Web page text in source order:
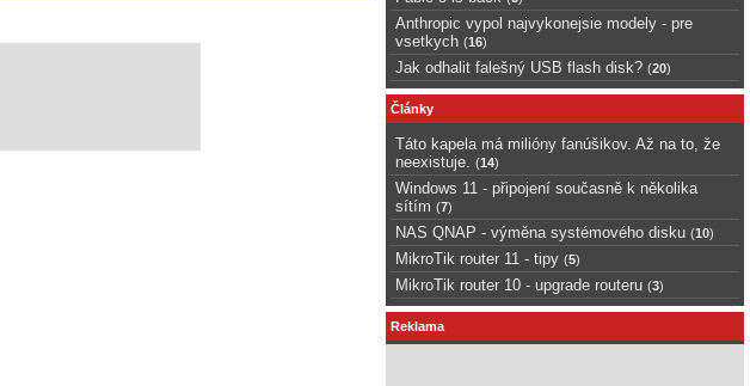
Anthropic vypol najvykonejsie modely - pre
vsetkych (16)
Jak odhalit falešný USB flash disk? (20)
Články
Táto kapela má milióny fanúšikov. Až na to, že
neexistuje.
(14)
Windows 11 - připojení současně k několika
sítím (7)
NAS QNAP - výměna systémového disku (10)
MikroTik router 11 - tipy (5)
MikroTik router 10 - upgrade routeru (3)
Reklama